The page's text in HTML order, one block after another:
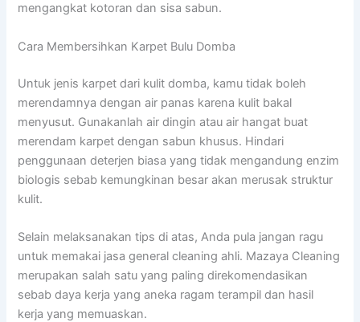
mengangkat kotoran dan sisa sabun.
Cara Membersihkan Karpet Bulu Domba
Untuk jenis karpet dari kulit domba, kamu tidak boleh
merendamnya dengan air panas karena kulit bakal
menyusut. Gunakanlah air dingin atau air hangat buat
merendam karpet dengan sabun khusus. Hindari
penggunaan deterjen biasa yang tidak mengandung enzim
biologis sebab kemungkinan besar akan merusak struktur
kulit.
Selain melaksanakan tips di atas, Anda pula jangan ragu
untuk memakai jasa general cleaning ahli. Mazaya Cleaning
merupakan salah satu yang paling direkomendasikan
sebab daya kerja yang aneka ragam terampil dan hasil
kerja yang memuaskan.